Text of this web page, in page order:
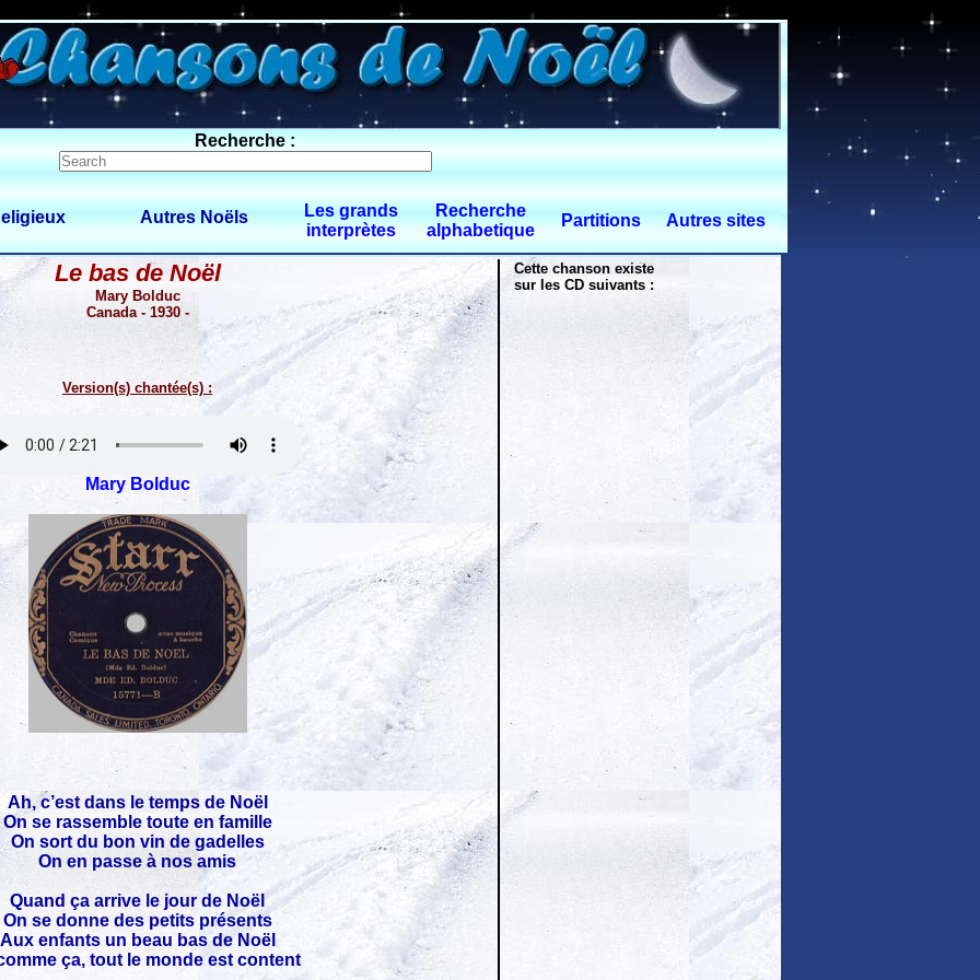
0 $limitbot 1 $limittot 2
Recherche :
Autres Noëls
Les grands
interprètes
Recherche
alphabetique
Partitions Autres sites
Le bas de Noël
Mary Bolduc
Canada - 1930 -
Version(s) chantée(s) :
Mary Bolduc
Ah, c’est dans le temps de Noël
On se rassemble toute en famille
On sort du bon vin de gadelles
On en passe à nos amis
Quand ça arrive le jour de Noël
On se donne des petits présents
Aux enfants un beau bas de Noël
ça, tout le monde est content
Cette chanson existe
sur les CD suivants :